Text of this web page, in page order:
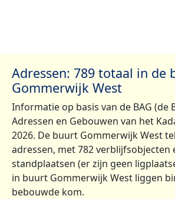
Adressen: 789 totaal in de
Gommerwijk West
Informatie op basis van de BAG (de
Adressen en Gebouwen van het
2026. De buurt Gommerwijk West
adressen, met 782 verblijfsobjecten
standplaatsen (er zijn geen
in buurt Gommerwijk West liggen
bebouwde kom.